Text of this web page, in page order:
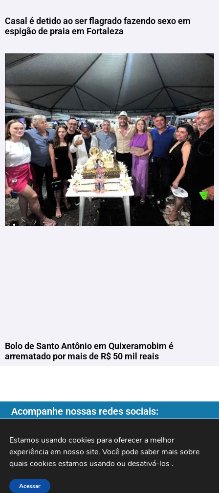
Casal é detido ao ser flagrado fazendo sexo em
espigão de praia em Fortaleza
Bolo de Santo Antônio em Quixeramobim é
arrematado por mais de R$ 50 mil reais
Acompanhe nossas redes sociais:
Copyright ©️ 2026| Programa do Rochinha |
Estamos usando cookies para oferecer a melhor
experiência em nosso site. Você pode saber mais sobre
quais cookies estamos usando ou desativá-los .
Acessar